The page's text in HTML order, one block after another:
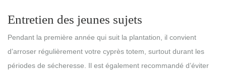
Entretien des jeunes sujets
Pendant la première année qui suit la plantation, il convient
d’arroser régulièrement votre cyprès totem, surtout durant les
périodes de sécheresse. Il est également recommandé d’éviter